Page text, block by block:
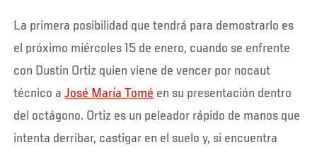
La primera posibilidad que tendrá para demostrarlo es
el próximo miércoles 15 de enero, cuando se enfrente
con Dustin Ortiz quien viene de vencer por nocaut
técnico aJosé María Tomé en su presentación dentro
del octágono. Ortiz es un peleador rápido de manos que
intenta derribar, castigar en el suelo y, si encuentra